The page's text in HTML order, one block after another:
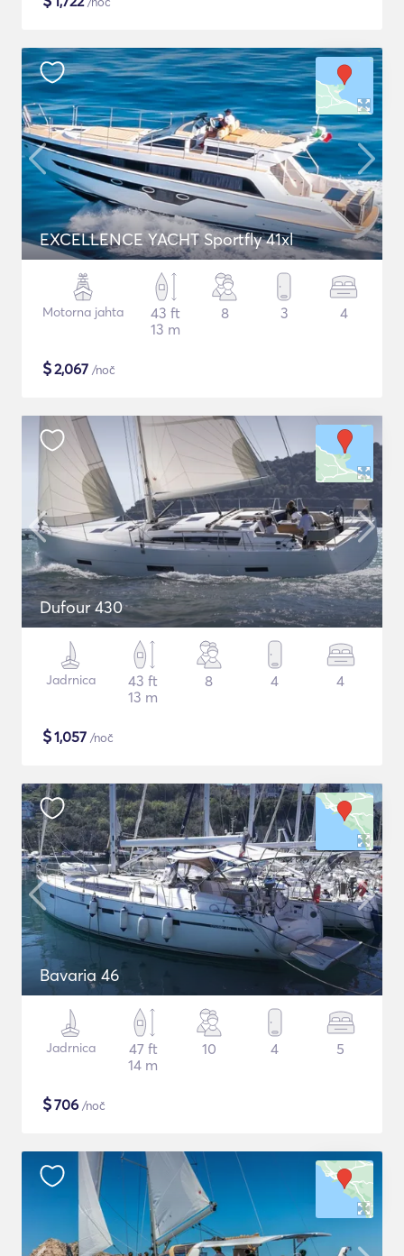
EXCELLENCE YACHT Sportfly 41xl
Motorna jahta
43 ft
13 m
8 3 4
$2,067 /noč
Dufour 430
Jadrnica
43 ft
13 m
8 4 4
$1,057 /noč
Bavaria 46
Jadrnica
47 ft
14 m
10 4 5
$706 /noč